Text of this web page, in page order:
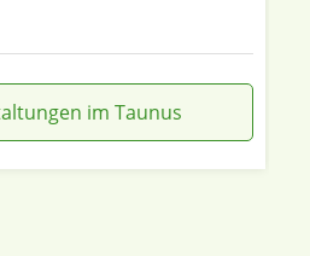
im Taunus